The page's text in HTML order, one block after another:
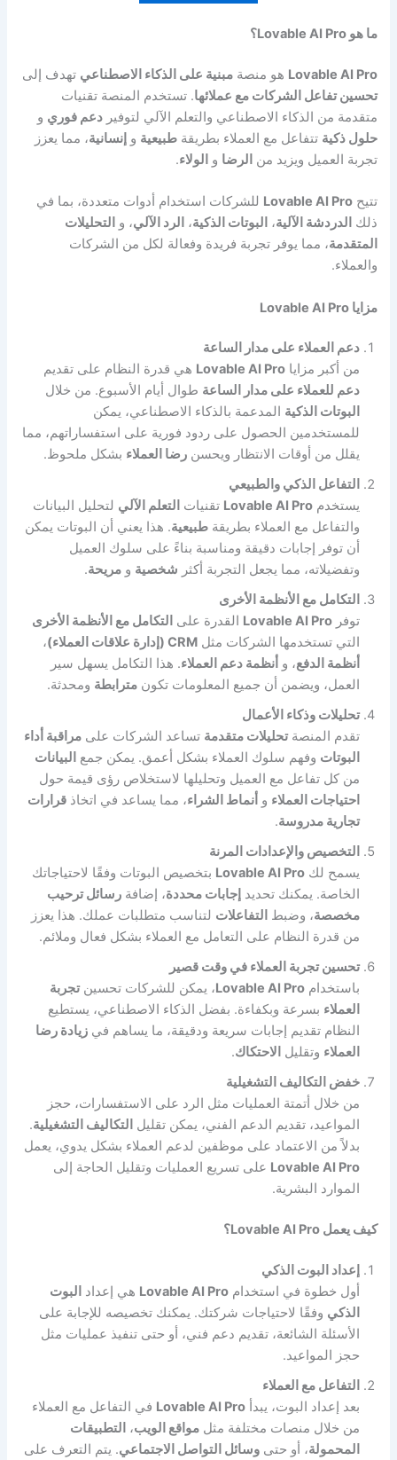
ما هو Lovable AI Pro؟
Lovable AI Pro هو منصةمبنية على الذكاء الاصطناعي تهدف إلى
تحسين تفاعل الشركات مع عملائها. تستخدم المنصة تقنيات
متقدمة من الذكاء الاصطناعي والتعلم الآلي لتوفيردعم فوري و
حلول ذكية تتفاعل مع العملاء بطريقةطبيعية وإنسانية، مما يعزز
تجربة العميل ويزيد من الرضا و الولاء.
تتيحLovable AI Pro للشركات استخدام أدوات متعددة، بما في
ذلك الدردشة الآلية، البوتات الذكية، الرد الآلي، و التحليلات
المتقدمة، مما يوفر تجربة فريدة وفعالة لكل من الشركات
والعملاء.
مزايا Lovable AI Pro
دعم العملاء على مدار الساعة
من أكبر مزاياLovable AI Pro هي قدرة النظام على تقديم
دعم للعملاء على مدار الساعة طوال أيام الأسبوع. من خلال
البوتات الذكية المدعمة بالذكاء الاصطناعي، يمكن
للمستخدمين الحصول على ردود فورية على استفساراتهم، مما
يقلل من أوقات الانتظار ويحسنرضا العملاء بشكل ملحوظ.
التفاعل الذكي والطبيعي
يستخدمLovable AI Pro تقنيات التعلم الآلي لتحليل البيانات
والتفاعل مع العملاء بطريقةطبيعية. هذا يعني أن البوتات يمكن
أن توفر إجابات دقيقة ومناسبة بناءً على سلوك العميل
وتفضيلاته، مما يجعل التجربة أكثر شخصية ومريحة.
التكامل مع الأنظمة الأخرى
توفرLovable AI Pro القدرة على التكامل مع الأنظمة الأخرى
التي تستخدمها الشركات مثل CRM (إدارة علاقات العملاء)
،
أنظمة الدفع، و أنظمة دعم العملاء. هذا التكامل يسهل سير
العمل، ويضمن أن جميع المعلومات تكونمترابطة ومحدثة.
تحليلات وذكاء الأعمال
تقدم المنصةتحليلات متقدمة تساعد الشركات علىمراقبة أداء
البوتات وفهم سلوك العملاء بشكل أعمق. يمكن جمع البيانات
من كل تفاعل مع العميل وتحليلها لاستخلاص رؤى قيمة حول
احتياجات العملاء و أنماط الشراء، مما يساعد في اتخاذقرارات
تجارية مدروسة.
التخصيص والإعدادات المرنة
يسمح لكLovable AI Pro بتخصيص البوتات وفقًا لاحتياجاتك
الخاصة. يمكنك تحديدإجابات محددة، إضافةرسائل ترحيب
مخصصة، وضبط التفاعلات لتناسب متطلبات عملك. هذا يعزز
من قدرة النظام على التعامل مع العملاء بشكل فعال وملائم.
تحسين تجربة العملاء في وقت قصير
باستخدامLovable AI Pro، يمكن للشركات تحسينتجربة
العملاء بسرعة وبكفاءة. بفضل الذكاء الاصطناعي، يستطيع
النظام تقديم إجابات سريعة ودقيقة، ما يساهم فيزيادة رضا
العملاء وتقليل الاحتكاك.
خفض التكاليف التشغيلية
من خلال أتمتة العمليات مثل الرد على الاستفسارات، حجز
المواعيد، تقديم الدعم الفني، يمكن تقليل التكاليف التشغيلية.
بدلاً من الاعتماد على موظفين لدعم العملاء بشكل يدوي، يعمل
Lovable AI Pro على تسريع العمليات وتقليل الحاجة إلى
الموارد البشرية.
كيف يعمل Lovable AI Pro؟
إعداد البوت الذكي
أول خطوة في استخدامLovable AI Pro هي إعداد البوت
الذكي وفقًا لاحتياجات شركتك. يمكنك تخصيصه للإجابة على
الأسئلة الشائعة، تقديم دعم فني، أو حتى تنفيذ عمليات مثل
حجز المواعيد.
التفاعل مع العملاء
بعد إعداد البوت، يبدأLovable AI Pro في التفاعل مع العملاء
من خلال منصات مختلفة مثلمواقع الويب، التطبيقات
المحمولة، أو حتىوسائل التواصل الاجتماعي. يتم التعرف على